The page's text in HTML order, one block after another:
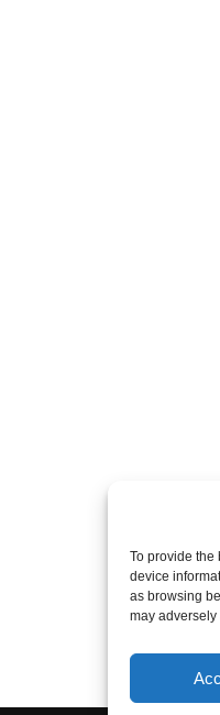
To provide the
device
as browsing
may adversely